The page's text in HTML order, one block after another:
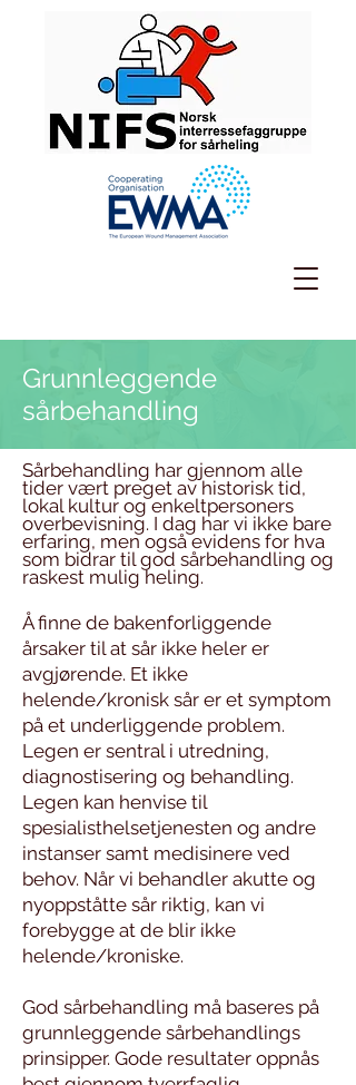
Grunnleggende
sårbehandling
Sårbehandling har gjennom alle
tider vært preget av historisk tid,
lokal kultur og enkeltpersoners
overbevisning. I dag har vi ikke bare
erfaring, men også evidens for hva
som bidrar til god sårbehandling og
raskest mulig heling.
Å finne de bakenforliggende
årsaker til at sår ikke heler er
avgjørende. Et ikke
helende/kronisk sår er et symptom
på et underliggende problem.
Legen er sentral i utredning,
diagnostisering og behandling.
Legen kan henvise til
spesialisthelsetjenesten og andre
instanser samt medisinere ved
behov. Når vi behandler akutte og
nyoppståtte sår riktig, kan vi
forebygge at de blir ikke
helende/kroniske.
God sårbehandling må baseres på
grunnleggende sårbehandlings
prinsipper. Gode resultater oppnås